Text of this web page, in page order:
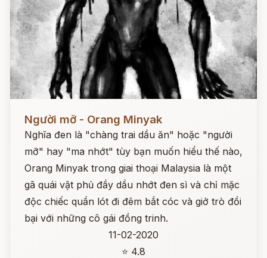
Người mỡ - Orang Minyak
Nghĩa đen là "chàng trai dầu ăn" hoặc "người
mỡ" hay "ma nhớt" tùy bạn muốn hiểu thế nào,
Orang Minyak trong giai thoại Malaysia là một
gã quái vật phủ đầy dầu nhớt đen sì và chỉ mặc
độc chiếc quần lót đi đêm bắt cóc và giở trò đồi
bại với những cô gái đồng trinh.
11-02-2020
⭐ 4.8